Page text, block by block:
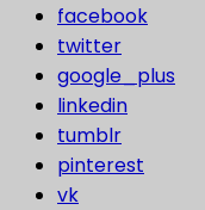
facebook
twitter
google_plus
linkedin
tumblr
pinterest
vk